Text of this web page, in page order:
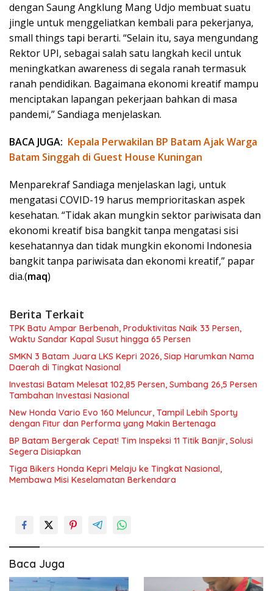
dengan Saung Angklung Mang Udjo membuat suatu
jingle untuk menggeliatkan kembali para pekerjanya,
small things tapi berarti. “Selain itu, saya mengundang
Rektor UPI, sebagai salah satu langkah kecil untuk
meningkatkan awareness di segala ranah termasuk
ranah pendidikan. Bagaimana ekonomi kreatif mampu
menciptakan lapangan pekerjaan bahkan di masa
pandemi,” Sandiaga menjelaskan.
BACA JUGA: Kepala Perwakilan BP Batam Ajak Warga
Batam Singgah di Guest House Kuningan
Menparekraf Sandiaga menjelaskan lagi, untuk
mengatasi COVID-19 harus memprioritaskan aspek
kesehatan. “Tidak akan mungkin sektor pariwisata dan
ekonomi kreatif bisa bangkit tanpa mengatasi sisi
kesehatannya dan tidak mungkin ekonomi Indonesia
bangkit tanpa pariwisata dan ekonomi kreatif,” papar
dia.(maq)
Berita Terkait
TPK Batu Ampar Berbenah, Produktivitas Naik 33 Persen,
Waktu Sandar Kapal Susut hingga 65 Persen
SMKN 3 Batam Juara LKS Kepri 2026, Siap Harumkan Nama
Daerah di Tingkat Nasional
Investasi Batam Melesat 102,85 Persen, Sumbang 26,5 Persen
Tambahan Investasi Nasional
New Honda Vario Evo 160 Meluncur, Tampil Lebih Sporty
dengan Fitur dan Performa yang Makin Bertenaga
BP Batam Bergerak Cepat! Tim Inspeksi 11 Titik Banjir, Solusi
Segera Disiapkan
Tiga Bikers Honda Kepri Melaju ke Tingkat Nasional,
Membawa Misi Keselamatan Berkendara
Baca Juga